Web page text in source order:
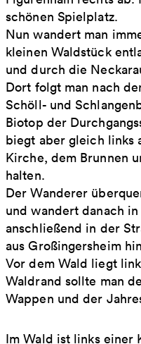
schönen Spielplatz.
Nun wandert man
kleinen Waldstück
und durch die
Dort folgt man nach
Schöll- und
Biotop der
biegt aber gleich links
Kirche, dem Brunnen
halten.
Der Wanderer
und wandert danach
anschließend in der
aus Großingersheim
Vor dem Wald liegt
Waldrand sollte man
Wappen und der
Im Wald ist links einer